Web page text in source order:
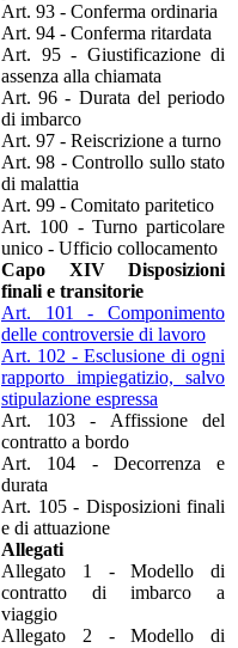
Art. 93 - Conferma ordinaria
Art. 94 - Conferma ritardata
Art. 95 - Giustificazione di
assenza alla chiamata
Art. 96 - Durata del periodo
di imbarco
Art. 97 - Reiscrizione a turno
Art. 98 - Controllo sullo stato
di malattia
Art. 99 - Comitato paritetico
Art. 100 - Turno particolare
unico - Ufficio collocamento
Capo XIV Disposizioni
finali e transitorie
Art. 101 - Componimento
delle controversie di lavoro
Art. 102 - Esclusione di ogni
rapporto impiegatizio, salvo
stipulazione espressa
Art. 103 - Affissione del
contratto a bordo
Art. 104 - Decorrenza e
durata
Art. 105 - Disposizioni finali
e di attuazione
Allegati
Allegato 1 - Modello di
contratto di imbarco a
viaggio
Allegato 2 - Modello di